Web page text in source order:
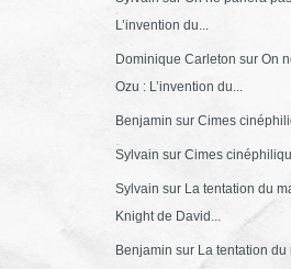
L’invention du...
Dominique Carleton sur On
Ozu : L’invention du...
Benjamin sur Cimes
Sylvain sur Cimes
Sylvain sur La tentation du
Knight de David...
Benjamin sur La tentation du